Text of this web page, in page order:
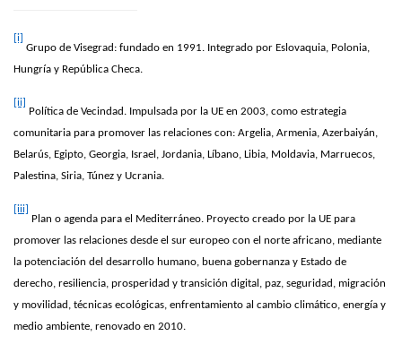
[i]
Grupo de Visegrad: fundado en 1991. Integrado por Eslovaquia, Polonia,
Hungría y República Checa.
[ii]
Política de Vecindad. Impulsada por la UE en 2003, como estrategia
comunitaria para promover las relaciones con: Argelia, Armenia, Azerbaiyán,
Belarús, Egipto, Georgia, Israel, Jordania, Líbano, Libia, Moldavia, Marruecos,
Palestina, Siria, Túnez y Ucrania.
[iii]
Plan o agenda para el Mediterráneo. Proyecto creado por la UE para
promover las relaciones desde el sur europeo con el norte africano, mediante
la potenciación del desarrollo humano, buena gobernanza y Estado de
derecho, resiliencia, prosperidad y transición digital, paz, seguridad, migración
y movilidad, técnicas ecológicas, enfrentamiento al cambio climático, energía y
medio ambiente, renovado en 2010.